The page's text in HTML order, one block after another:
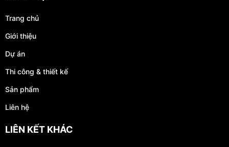
Trang chủ
Giới thiệu
Dự án
Thi công & thiết kế
Sản phẩm
Liên hệ
LIÊN KẾT KHÁC